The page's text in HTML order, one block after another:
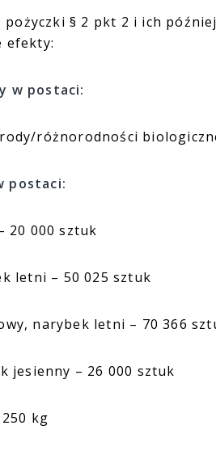
pożyczki § 2 pkt 2 i ich
efekty:
w postaci:
różnorodności
postaci:
20 000 sztuk
letni – 50 025 sztuk
narybek letni – 70 366
jesienny – 26 000 sztuk
kg